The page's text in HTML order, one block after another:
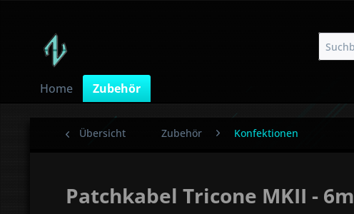
Home Zubehör
Übersicht Zubehör Konfektionen
Patchkabel Tricone MKII - 6m